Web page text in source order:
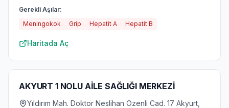
Gerekli Aşılar:
Meningokok
Grip Hepatit A Hepatit B
Haritada Aç
AKYURT 1 NOLU AİLE SAĞLIĞI MERKEZİ
Yıldırım Mah. Doktor Neslihan Ozenli Cad. 17 Akyurt,